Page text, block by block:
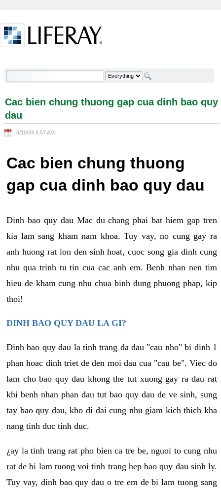
Cac bien chung thuong gap cua dinh bao quy dau -
Cac bien chung thuong gap cua dinh bao quy
dau
6/10/24 6:57 AM
Cac bien chung thuong
gap cua dinh bao quy dau
Dinh bao quy dau Mac du chang phai bat hiem gap tren
kia lam sang kham nam khoa. Tuy vay, no cung gay ra
anh huong rat lon den sinh hoat, cuoc song gia dinh cung
nhu qua trinh tu tin cua cac anh em. Benh nhan nen tim
hieu de kham cung nhu chua binh dung phuong phap, kip
thoi!
DINH BAO QUY DAU LA GI?
Dinh bao quy dau la tinh trang da dau "cau nho" bi dinh 1
phan hoac dinh triet de den moi dau cua "cau be". Viec do
lam cho bao quy dau khong the tut xuong gay ra dau rat
khi benh nhan phan dau tut bao quy dau de ve sinh, sung
tay bao quy dau, kho di dai cung nhu giam kich thich kha
nang tinh duc tinh duc.
¿ay la tinh trang rat pho bien ca tre be, nguoi to cung nhu
rat de bi lam tuong voi tinh trang hep bao quy dau sinh ly.
Tuy vay, dinh bao quy dau o tre em de bi lam tuong sang